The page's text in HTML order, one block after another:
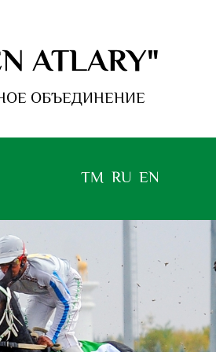
ATLARY"
ОБЪЕДИНЕНИЕ
TM RU EN